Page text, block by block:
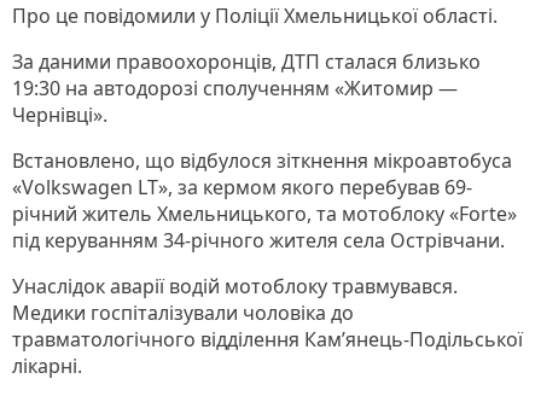
Про це повідомили у Поліції Хмельницької області.
За даними правоохоронців, ДТП сталася близько
19:30 на автодорозі сполученням «Житомир —
Чернівці».
Встановлено, що відбулося зіткнення мікроавтобуса
«Volkswagen LT», за кермом якого перебував 69-
річний житель Хмельницького, та мотоблоку «Forte»
під керуванням 34-річного жителя села Острівчани.
Унаслідок аварії водій мотоблоку травмувався.
Медики госпіталізували чоловіка до
травматологічного відділення Камʼянець-Подільської
лікарні.